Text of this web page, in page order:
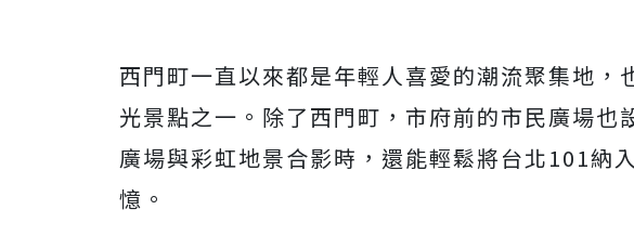
西門町一直以來都是年輕人喜愛的潮流聚集地，
光景點之一。除了西門町，市府前的市民廣場也
廣場與彩虹地景合影時，還能輕鬆將台北101納
憶。